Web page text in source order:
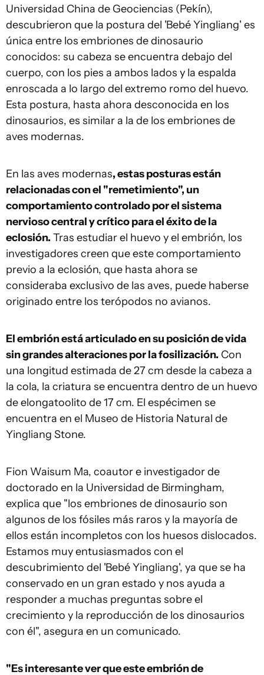
Universidad China de Geociencias (Pekín),
descubrieron que la postura del 'Bebé Yingliang' es
única entre los embriones de dinosaurio
conocidos: su cabeza se encuentra debajo del
cuerpo, con los pies a ambos lados y la espalda
enroscada a lo largo del extremo romo del huevo.
Esta postura, hasta ahora desconocida en los
dinosaurios, es similar a la de los embriones de
aves modernas.
En las aves modernas, estas posturas están
relacionadas con el "remetimiento", un
comportamiento controlado por el sistema
nervioso central y crítico para el éxito de la
eclosión. Tras estudiar el huevo y el embrión, los
investigadores creen que este comportamiento
previo a la eclosión, que hasta ahora se
consideraba exclusivo de las aves, puede haberse
originado entre los terópodos no avianos.
El embrión está articulado en su posición de vida
sin grandes alteraciones por la fosilización. Con
una longitud estimada de 27 cm desde la cabeza a
la cola, la criatura se encuentra dentro de un huevo
de elongatoolito de 17 cm. El espécimen se
encuentra en el Museo de Historia Natural de
Yingliang Stone.
Fion Waisum Ma, coautor e investigador de
doctorado en la Universidad de Birmingham,
explica que "los embriones de dinosaurio son
algunos de los fósiles más raros y la mayoría de
ellos están incompletos con los huesos dislocados.
Estamos muy entusiasmados con el
descubrimiento del 'Bebé Yingliang', ya que se ha
conservado en un gran estado y nos ayuda a
responder a muchas preguntas sobre el
crecimiento y la reproducción de los dinosaurios
con él", asegura en un comunicado.
"Es interesante ver que este embrión de